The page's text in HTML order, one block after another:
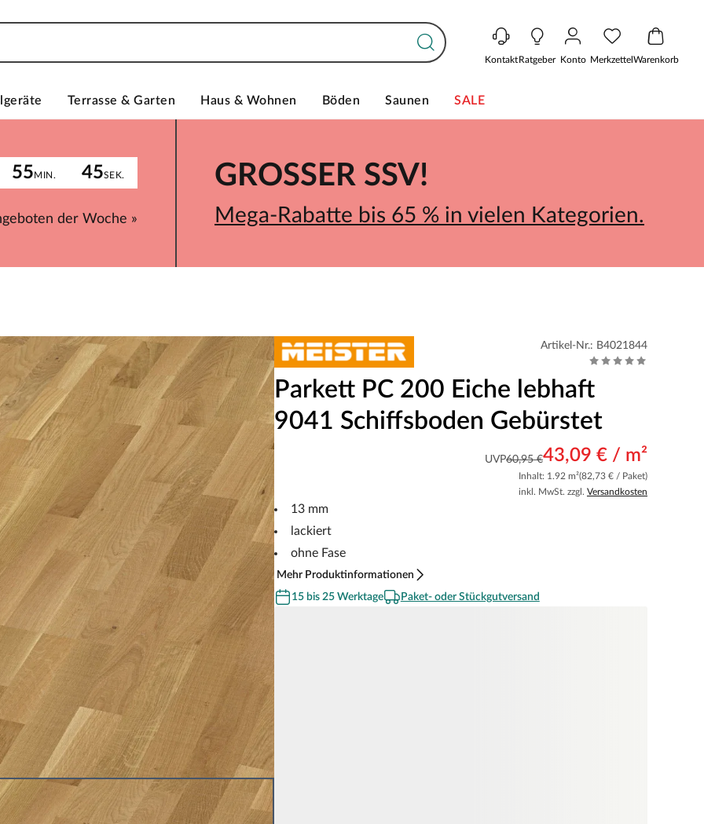
KontaktRatgeber Konto MerkzettelWarenkorb
Terrasse & Garten Haus & Wohnen Böden Saunen SALE
55MIN. 45SEK.
der Woche »
GROSSER SSV!
Mega-Rabatte bis 65 % in vielen Kategorien.
Artikel-Nr.: B4021844
Parkett PC 200 Eiche lebhaft
9041 Schiffsboden Gebürstet
UVP60,95 €43,09 € / m²
Inhalt: 1.92 m²(82,73 € / Paket)
inkl. MwSt. zzgl. Versandkosten
13 mm
lackiert
ohne Fase
Mehr Produktinformationen
15 bis 25 Werktage
Paket- oder Stückgutversand